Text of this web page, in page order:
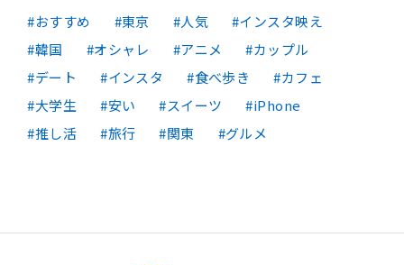
おすすめ 東京 人気
インスタ映え
韓国
オシャレ アニメ
カップル
デート
インスタ 食べ歩き
カフェ
大学生
安い スイーツ
iPhone
推し活
旅行 関東 グルメ